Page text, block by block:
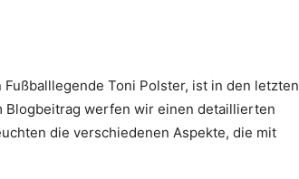
Toni Polster, ist in den letzten
Blogbeitrag werfen wir einen detaillierten
die verschiedenen Aspekte, die mit